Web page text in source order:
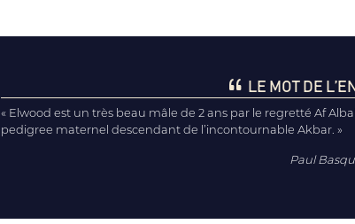
LE MOT DE
« Elwood est un très beau mâle de 2 ans par le regretté Af
pedigree maternel descendant de l’incontournable Akbar. »
Paul